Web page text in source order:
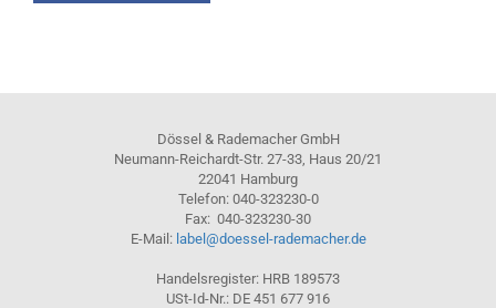
Dössel & Rademacher GmbH
Neumann-Reichardt-Str. 27-33, Haus 20/21
22041 Hamburg
Telefon: 040-323230-0
Fax: 040-323230-30
E-Mail: label@doessel-rademacher.de
Handelsregister: HRB 189573
USt-Id-Nr.: DE 451 677 916